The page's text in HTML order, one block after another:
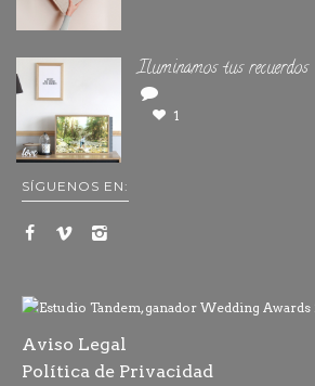
Iluminamos tus recuerdos
1
SÍGUENOS EN:
Aviso Legal
Política de Privacidad